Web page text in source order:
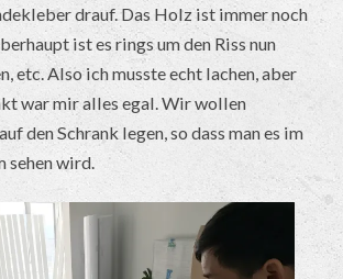
drauf. Das Holz ist immer noch
ist es rings um den Riss nun
etc. Also ich musste echt lachen, aber
war mir alles egal. Wir wollen
den Schrank legen, so dass man es im
sehen wird.